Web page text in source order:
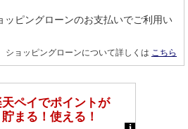
ピングローンのお支払いでご利用い
ショッピングローンについて詳しくは こちら